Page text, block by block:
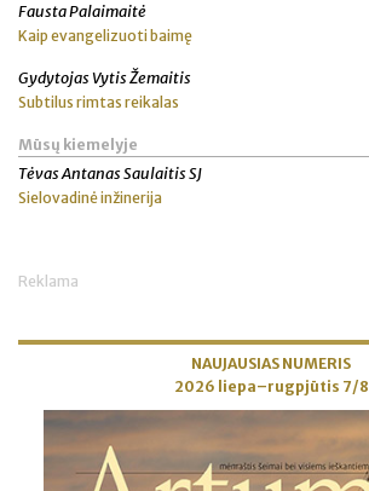
Fausta Palaimaitė
Kaip evangelizuoti baimę
Gydytojas Vytis Žemaitis
Subtilus rimtas reikalas
Mūsų kiemelyje
Tėvas Antanas Saulaitis SJ
Sielovadinė inžinerija
Reklama
NAUJAUSIAS NUMERIS
2026 liepa–rugpjūtis 7/8